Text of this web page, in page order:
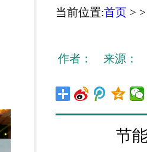
当前位置:首页 >
作者： 来源：
节